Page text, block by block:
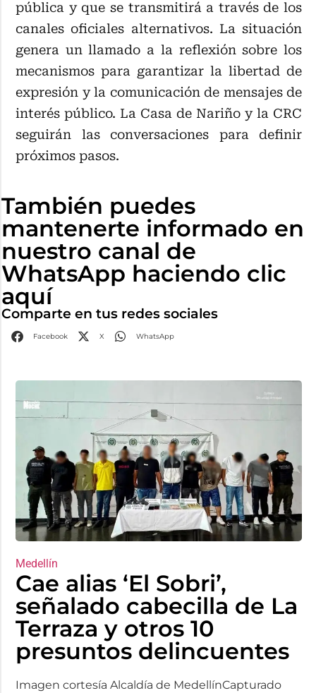
pública y que se transmitirá a través de los
canales oficiales alternativos. La situación
genera un llamado a la reflexión sobre los
mecanismos para garantizar la libertad de
expresión y la comunicación de mensajes de
interés público. La Casa de Nariño y la CRC
seguirán las conversaciones para definir
próximos pasos.
También puedes
mantenerte informado en
nuestro canal de
WhatsApp haciendo clic
aquí
Comparte en tus redes sociales
Facebook X WhatsApp
Medellín
Cae alias ‘El Sobri’,
señalado cabecilla de La
Terraza y otros 10
presuntos delincuentes
Imagen cortesía Alcaldía de MedellínCapturado